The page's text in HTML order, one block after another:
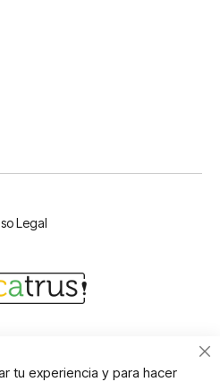
Legal
tu experiencia y para hacer